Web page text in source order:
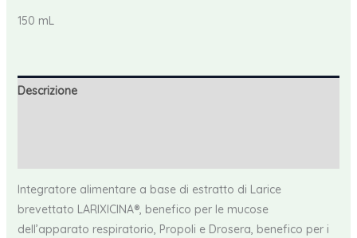
150 mL
Descrizione
Integratore alimentare a base di estratto di Larice
brevettato LARIXICINA®, benefico per le mucose
dell’apparato respiratorio, Propoli e Drosera, benefico per i